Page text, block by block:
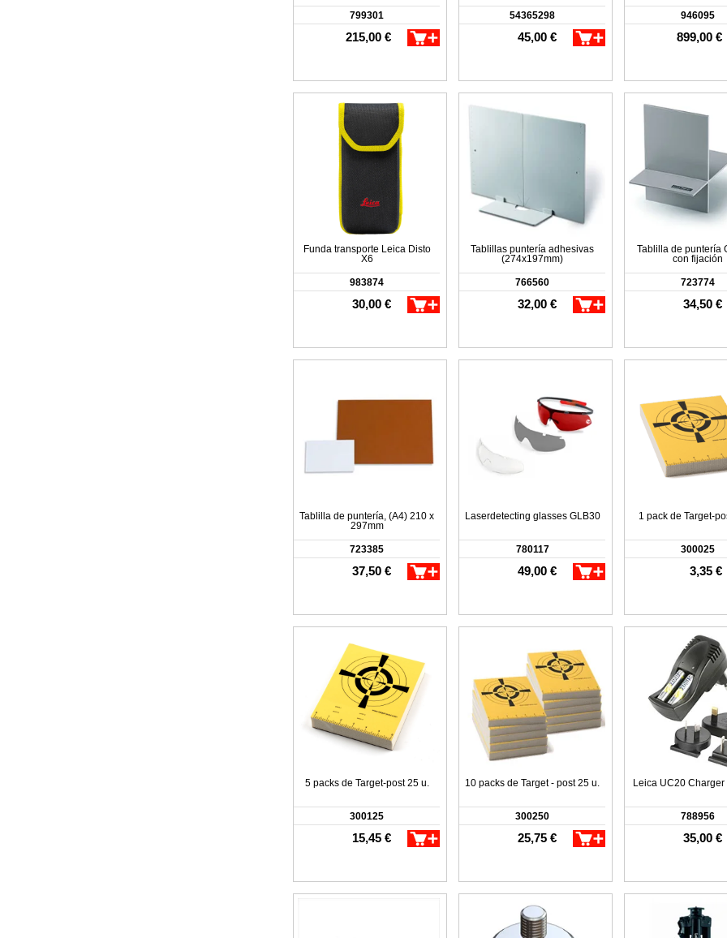
799301
215,00 €
54365298
45,00 €
946095
899,00 €
Funda transporte Leica Disto
X6
983874
30,00 €
Tablillas puntería adhesivas
(274x197mm)
766560
32,00 €
Tablilla de puntería
con fijación
723774
34,50 €
Tablilla de puntería, (A4) 210 x
297mm
723385
37,50 €
Laserdetecting glasses GLB30
780117
49,00 €
1 pack de Target-
300025
3,35 €
5 packs de Target-post 25 u.
300125
15,45 €
10 packs de Target - post 25 u.
300250
25,75 €
Leica UC20 Charger
788956
35,00 €